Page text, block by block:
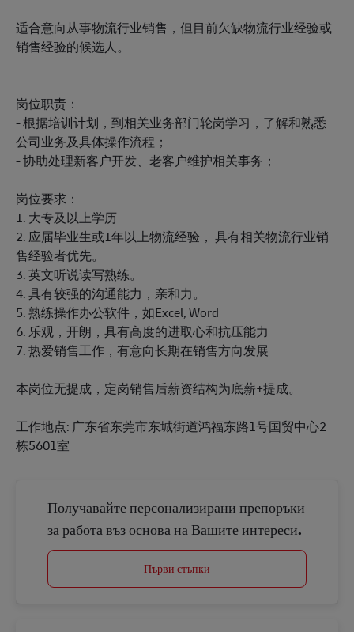
适合意向从事物流行业销售，但目前欠缺物流行业经验或
销售经验的候选人。
岗位职责：
- 根据培训计划，到相关业务部门轮岗学习，了解和熟悉
公司业务及具体操作流程；
- 协助处理新客户开发、老客户维护相关事务；
岗位要求：
1. 大专及以上学历
2. 应届毕业生或1年以上物流经验， 具有相关物流行业销
售经验者优先。
3. 英文听说读写熟练。
4. 具有较强的沟通能力，亲和力。
5. 熟练操作办公软件，如Excel, Word
6. 乐观，开朗，具有高度的进取心和抗压能力
7. 热爱销售工作，有意向长期在销售方向发展
本岗位无提成，定岗销售后薪资结构为底薪+提成。
工作地点: 广东省东莞市东城街道鸿福东路1号国贸中心2
栋5601室
Получавайте персонализирани препоръки
за работа въз основа на Вашите интереси.
Първи стъпки